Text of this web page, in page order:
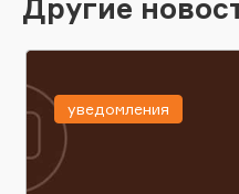
Другие
уведомления